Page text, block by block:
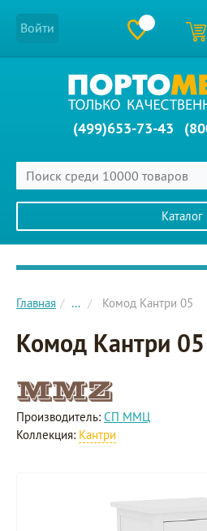
Войти
(499)653-73-43
Каталог
Главное меню сайта
Главная ... Комод Кантри 05
Комод Кантри 05
Производитель: СП ММЦ
Коллекция: Кантри